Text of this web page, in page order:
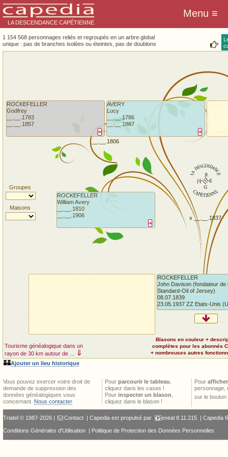
LA DESCENDANCE CAPÉTIENNE
1 154 568 personnages reliés et regroupés en un arbre global
unique : pas de branches isolées ou éteintes, pas de doublons
Groupes
Maisons
Tourisme généalogique dans un
rayon de 30 km autour de ...
⇓
ROCKEFELLER
John Davison (fondateur de
Standard-Oil of Jersey)
08.07.1839
23.05.1937 ZZ Etats-Unis
+
ROCKEFELLER
William Avery
__.__.1810
__.__.1906
+
ROCKEFELLER
Godfrey
__.__.1783
__.__.1857
+
AVERY
Lucy
__.__.1786
__.__.1867
x __.__.1837
__.__.1806
🏰Ajouter un lieu historique
Blasons en couleur +
complètes pour les abonnés
+ nombreuses autres
Vous pouvez exercer votre droit de
demande de suppression des
données généalogiques vous
concernant. Nous contacter.
Pour parcourir le tableau
cliquez dans les cases !
Pour inspecter un blason
cliquez dans le blason !
Pour
personnage,
sur le bouton
Triatel © 1987-2026 | Contact | Capedia est propulsé par eneal8.11.215 | Capedia
Conditions Générales d'Utilisation | Politique de Protection des Données Personnelles